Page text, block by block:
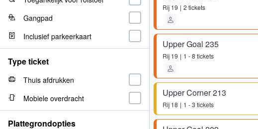
Rij 19 2 tickets
Upper Goal 235
Rij 19 1 - 8 tickets
Upper Corner 213
Rij 18 1 - 3 tickets
Gangpad
Inclusief parkeerkaart
Type ticket
Thuis afdrukken
Mobiele overdracht
Plattegrondopties